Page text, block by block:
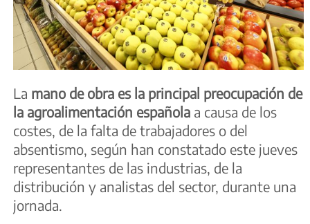
La mano de obra es la principal preocupación de
la agroalimentación española a causa de los
costes, de la falta de trabajadores o del
absentismo, según han constatado este jueves
representantes de las industrias, de la
distribución y analistas del sector, durante una
jornada.